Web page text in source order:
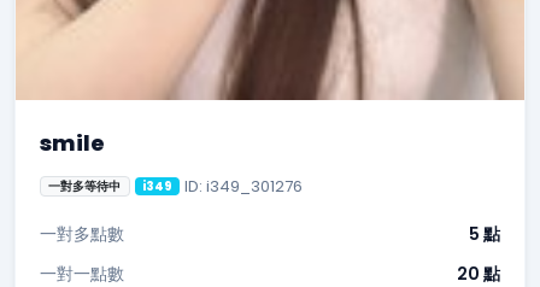
smile
一對多等待中 i349 ID: i349_301276
一對多點數
5 點
一對一點數
20 點